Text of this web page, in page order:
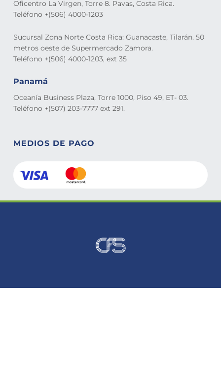
Oficentro La Virgen, Torre 8. Pavas, Costa Rica.
Teléfono +(506) 4000-1203
Sucursal Zona Norte Costa Rica: Guanacaste, Tilarán. 50
metros oeste de Supermercado Zamora.
Teléfono +(506) 4000-1203, ext 35
Panamá
Oceanía Business Plaza, Torre 1000, Piso 49, ET- 03.
Teléfono +(507) 203-7777 ext 291.
MEDIOS DE PAGO